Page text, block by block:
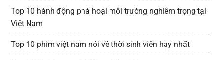
Top 10 hành động phá hoại môi trường nghiêm trọng tại
Việt Nam
Top 10 phim việt nam nói về thời sinh viên hay nhất